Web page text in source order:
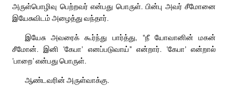
அருள்பொழிவு பெற்றவர் என்பது பொருள். பின்பு அவர் சீமோனை
இயேசுவிடம் அழைத்து வந்தார்.
இயேசு அவரைக் கூர்ந்து பார்த்து, “நீ யோவானின் மகன்
சீமோன். இனி ‘கேபா’ எனப்படுவாய்” என்றார். ‘கேபா’ என்றால்
‘பாறை’ என்பது பொருள்.
ஆண்டவரின் அருள்வாக்கு.